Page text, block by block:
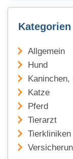
Kategorien
Allgemein
Hund
Katze
Pferd
Tierarzt
Tierkliniken